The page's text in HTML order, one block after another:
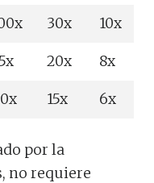
30x 10x
20x 8x
15x 6x
por la
no requiere